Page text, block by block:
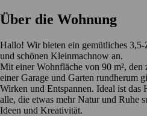
Über die Wohnung
Hallo! Wir bieten ein gemütliches
und schönen Kleinmachnow an.
Mit einer Wohnfläche von 90 m², den
einer Garage und Garten rundherum
Wirken und Entspannen. Ideal ist das
alle, die etwas mehr Natur und Ruhe
Ideen und Kreativität.